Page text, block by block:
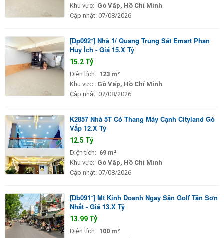
Khu vực: Gò Vấp, Hồ Chí Minh
Cập nhật: 07/08/2026
[Dp092*] Nhà 1/ Quang Trung Sát Emart Phan
Huy Ích - Giá 15.X Tỷ
15.2 Tỷ
Diện tích: 123 m²
Khu vực: Gò Vấp, Hồ Chí Minh
Cập nhật: 07/08/2026
K2857 Nhà 5T Có Thang Máy Cạnh Cityland Gò
Vấp 12.X Tỷ
12.5 Tỷ
Diện tích: 69 m²
Khu vực: Gò Vấp, Hồ Chí Minh
Cập nhật: 07/08/2026
[Db091*] Mt Kinh Doanh Ngay Sân Golf Tân Sơn
Nhất - Giá 13.X Tỷ
13.99 Tỷ
Diện tích: 100 m²